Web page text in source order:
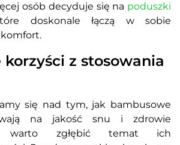
osób decyduje się na poduszki
doskonale łączą w sobie
z stosowania
się nad tym, jak bambusowe
na jakość snu i zdrowie
warto zgłębić temat ich